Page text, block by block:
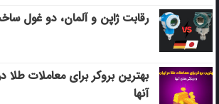
رقابت ژاپن و آلمان، دو غول
بهترین بروکر برای معاملات طلا
آنها